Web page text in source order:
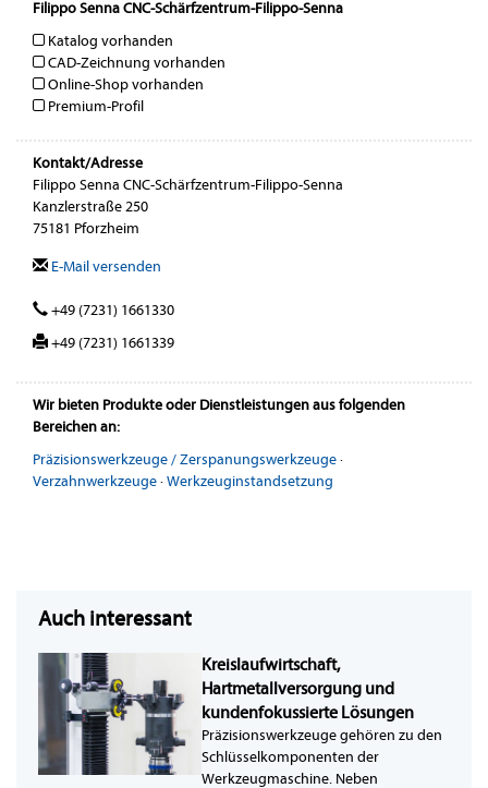
Filippo Senna CNC-Schärfzentrum-Filippo-Senna
Katalog vorhanden
CAD-Zeichnung vorhanden
Online-Shop vorhanden
Premium-Profil
Kontakt/Adresse
Filippo Senna CNC-Schärfzentrum-Filippo-Senna
Kanzlerstraße 250
75181 Pforzheim
E-Mail versenden
+49 (7231) 1661330
+49 (7231) 1661339
Wir bieten Produkte oder Dienstleistungen aus folgenden
Bereichen an:
Präzisionswerkzeuge / Zerspanungswerkzeuge·
Verzahnwerkzeuge·Werkzeuginstandsetzung
Auch interessant
Kreislaufwirtschaft,
Hartmetallversorgung und
kundenfokussierte Lösungen
Präzisionswerkzeuge gehören zu den
Schlüsselkomponenten der
Werkzeugmaschine. Neben